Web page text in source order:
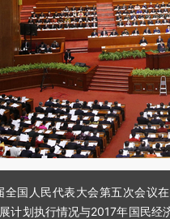
国人民代表大会第五次会议
计划执行情况与2017年国民